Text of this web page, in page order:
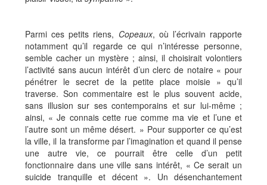
Parmi ces petits riens, Copeaux, où l’écrivain rapporte
notamment qu’il regarde ce qui n’intéresse personne,
semble cacher un mystère ; ainsi, il choisirait volontiers
l’activité sans aucun intérêt d’un clerc de notaire « pour
pénétrer le secret de la petite place moisie » qu’il
traverse. Son commentaire est le plus souvent acide,
sans illusion sur ses contemporains et sur lui-même ;
ainsi, « Je connais cette rue comme ma vie et l’une et
l’autre sont un même désert. » Pour supporter ce qu’est
la ville, il la transforme par l’imagination et quand il pense
une autre vie, ce pourrait être celle d’un petit
fonctionnaire dans une ville sans intérêt, « Ce serait un
suicide tranquille et décent ». Un désenchantement